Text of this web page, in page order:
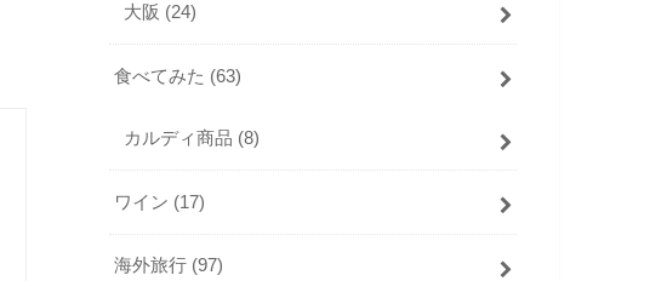
大阪 (24)
食べてみた (63)
カルディ商品 (8)
ワイン (17)
海外旅行 (97)